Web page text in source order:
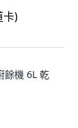
餘機 6L 乾